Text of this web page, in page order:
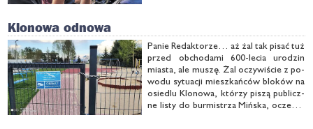
Klonowa odnowa
Pa­nie Re­dak­to­rze… aż żal tak pi­sać tuż
przed ob­cho­da­mi 600-le­cia uro­dzin
mia­sta, ale mu­szę. Żal oczy­wi­ście z po­
wo­du sy­tu­acji miesz­kań­ców blo­ków na
osie­dlu Klo­no­wa, któ­rzy pi­szą pu­blicz­
ne li­sty do bur­mi­strza Miń­ska, ocze­ku­